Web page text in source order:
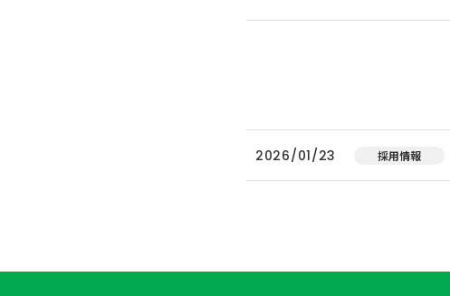
2026/01/23 採用情報